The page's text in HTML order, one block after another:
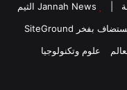
Jannah News الثيم
بفخر SiteGround
علوم وتكنولوجيا